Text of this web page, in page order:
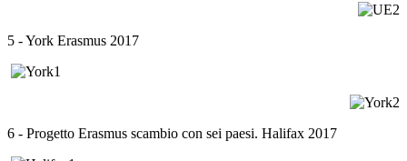
5 - York Erasmus 2017
6 - Progetto Erasmus scambio con sei paesi. Halifax 2017